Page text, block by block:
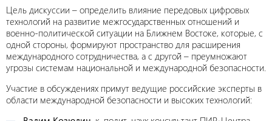
Цель дискуссии – определить влияние передовых цифровых
технологий на развитие межгосударственных отношений и
военно-политической ситуации на Ближнем Востоке, которые, с
одной стороны, формируют пространство для расширения
международного сотрудничества, а с другой – преумножают
угрозы системам национальной и международной безопасности.
Участие в обсуждениях примут ведущие российские эксперты в
области международной безопасности и высоких технологий: